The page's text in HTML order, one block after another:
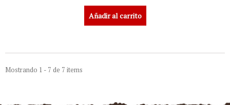
Añadir al carrito
Mostrando 1 - 7 de 7 items